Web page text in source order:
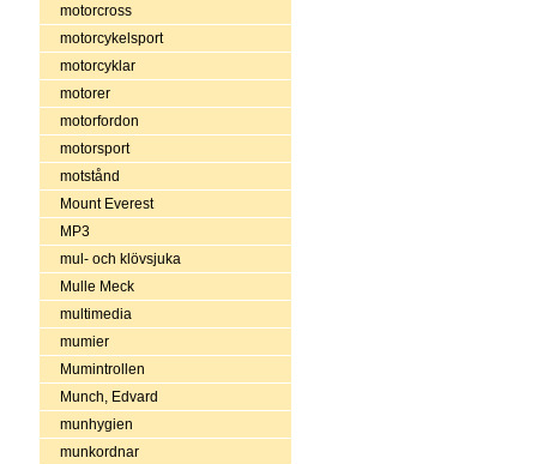
motorcross
motorcykelsport
motorcyklar
motorer
motorfordon
motorsport
motstånd
Mount Everest
MP3
mul- och klövsjuka
Mulle Meck
multimedia
mumier
Mumintrollen
Munch, Edvard
munhygien
munkordnar